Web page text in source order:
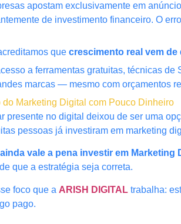
apostam exclusivamente em
de investimento financeiro. O
que crescimento real vem de
a ferramentas gratuitas, técnicas
marcas — mesmo com orçamentos
Marketing Digital com Pouco Dinheiro
presente no digital deixou de ser uma
pessoas já investiram em marketing
ainda vale a pena investir em
que a estratégia seja correta.
foco que a ARISH DIGITAL trabalha:
pago.